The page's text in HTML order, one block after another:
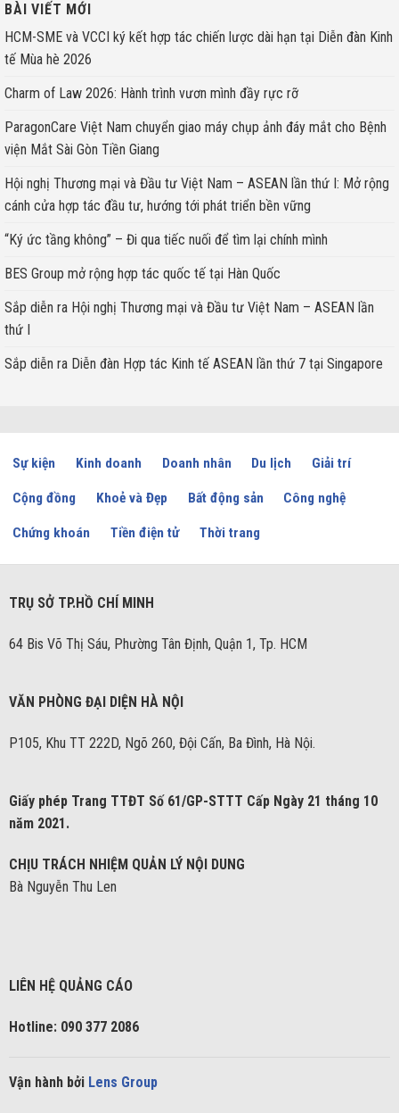
BÀI VIẾT MỚI
HCM-SME và VCCI ký kết hợp tác chiến lược dài hạn tại Diễn đàn Kinh
tế Mùa hè 2026
Charm of Law 2026: Hành trình vươn mình đầy rực rỡ
ParagonCare Việt Nam chuyển giao máy chụp ảnh đáy mắt cho Bệnh
viện Mắt Sài Gòn Tiền Giang
Hội nghị Thương mại và Đầu tư Việt Nam – ASEAN lần thứ I: Mở rộng
cánh cửa hợp tác đầu tư, hướng tới phát triển bền vững
“Ký ức tầng không” – Đi qua tiếc nuối để tìm lại chính mình
BES Group mở rộng hợp tác quốc tế tại Hàn Quốc
Sắp diễn ra Hội nghị Thương mại và Đầu tư Việt Nam – ASEAN lần
thứ I
Sắp diễn ra Diễn đàn Hợp tác Kinh tế ASEAN lần thứ 7 tại Singapore
Sự kiện Kinh doanh Doanh nhân Du lịch Giải trí
Cộng đồng Khoẻ và Đẹp Bất động sản Công nghệ
Chứng khoán Tiền điện tử Thời trang
TRỤ SỞ TP.HỒ CHÍ MINH
64 Bis Võ Thị Sáu, Phường Tân Định, Quận 1, Tp. HCM
VĂN PHÒNG ĐẠI DIỆN HÀ NỘI
P105, Khu TT 222D, Ngõ 260, Đội Cấn, Ba Đình, Hà Nội.
Giấy phép Trang TTĐT Số 61/GP-STTT Cấp Ngày 21 tháng 10
năm 2021.
CHỊU TRÁCH NHIỆM QUẢN LÝ NỘI DUNG
Bà Nguyễn Thu Len
LIÊN HỆ QUẢNG CÁO
Hotline: 090 377 2086
Vận hành bởi Lens Group